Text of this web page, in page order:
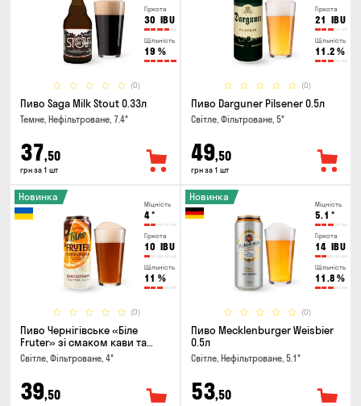
Гіркота
30 IBU
Щільність
19 %
(0)
Пиво Saga Milk Stout 0.33л
Темне, Нефільтроване, 7.4°
37,50
грн за 1 шт
Гіркота
21 IBU
Щільність
11.2 %
(0)
Пиво Darguner Pilsener 0.5л
Світле, Фільтроване, 5°
49,50
грн за 1 шт
Міцність
4°
Гіркота
10 IBU
Щільність
11 %
(0)
Новинка
Пиво Чернігівське «Біле
Fruter» зі смаком кави та
апельсину 0.5л
Світле, Фільтроване, 4°
39,50
Міцність
5.1 °
Гіркота
14 IBU
Щільність
11.8 %
(0)
Новинка
Пиво Mecklenburger Weisbier
0.5л
Світле, Нефільтроване, 5.1°
53,50